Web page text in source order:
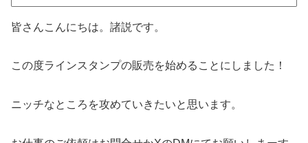
皆さんこんにちは。諸説です。
この度ラインスタンプの販売を始めることにしました！
ニッチなところを攻めていきたいと思います。